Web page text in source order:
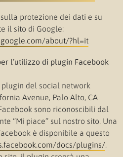
protezione dei dati e su
il sito di Google:
about/?hl=it
l’utilizzo di plugin Facebook
del social network
Avenue, Palo Alto, CA
sono riconoscibili dal
“Mi piace” sul nostro sito. Una
è disponibile a questo
docs/plugins/.